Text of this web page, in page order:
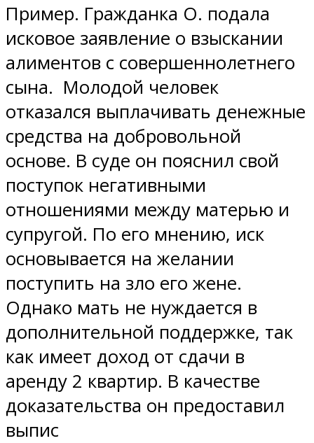
Пример. Гражданка О. подала
исковое заявление о взыскании
алиментов с совершеннолетнего
сына. Молодой человек
отказался выплачивать денежные
средства на добровольной
основе. В суде он пояснил свой
поступок негативными
отношениями между матерью и
супругой. По его мнению, иск
основывается на желании
поступить на зло его жене.
Однако мать не нуждается в
дополнительной поддержке, так
как имеет доход от сдачи в
аренду 2 квартир. В качестве
доказательства он предоставил
выпис